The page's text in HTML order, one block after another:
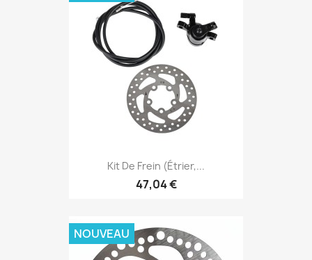
Kit De Frein (étrier,...
47,04 €
NOUVEAU